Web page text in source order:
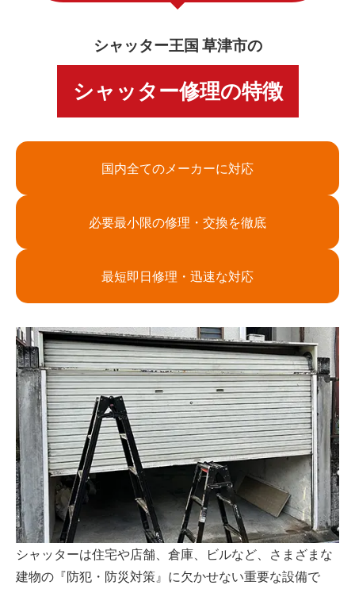
シャッター王国 草津市の
シャッター修理の特徴
国内全てのメーカーに対応
必要最小限の修理・交換を徹底
最短即日修理・迅速な対応
シャッターは住宅や店舗、倉庫、ビルなど、さまざまな
建物の『防犯・防災対策』に欠かせない重要な設備で